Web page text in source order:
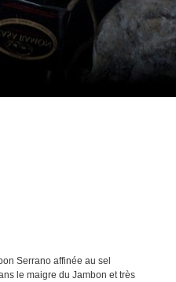
Serrano affinée au sel
le maigre du Jambon et très